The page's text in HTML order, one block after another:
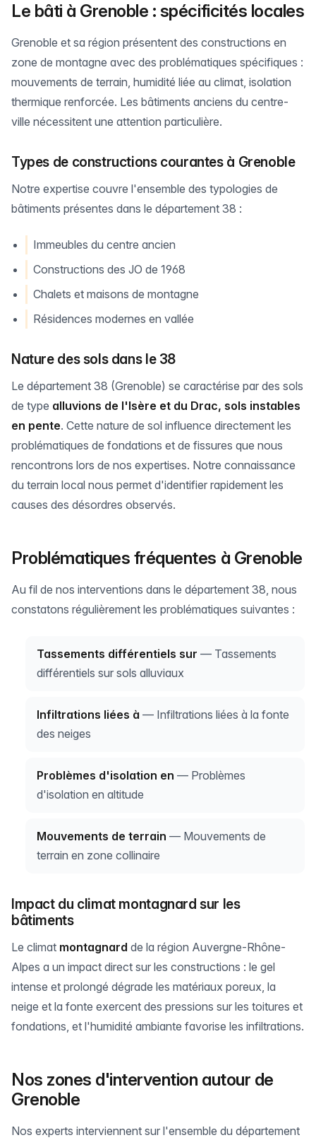
Le bâti à Grenoble : spécificités locales
Grenoble et sa région présentent des constructions en
zone de montagne avec des problématiques spécifiques :
mouvements de terrain, humidité liée au climat, isolation
thermique renforcée. Les bâtiments anciens du centre-
ville nécessitent une attention particulière.
Types de constructions courantes à Grenoble
Notre expertise couvre l'ensemble des typologies de
bâtiments présentes dans le département 38 :
Immeubles du centre ancien
Constructions des JO de 1968
Chalets et maisons de montagne
Résidences modernes en vallée
Nature des sols dans le 38
Le département 38 (Grenoble) se caractérise par des sols
de type alluvions de l'Isère et du Drac, sols instables
en pente. Cette nature de sol influence directement les
problématiques de fondations et de fissures que nous
rencontrons lors de nos expertises. Notre connaissance
du terrain local nous permet d'identifier rapidement les
causes des désordres observés.
Problématiques fréquentes à Grenoble
Au fil de nos interventions dans le département 38, nous
constatons régulièrement les problématiques suivantes :
Tassements différentiels sur — Tassements
différentiels sur sols alluviaux
Infiltrations liées à — Infiltrations liées à la fonte
des neiges
Problèmes d'isolation en — Problèmes
d'isolation en altitude
Mouvements de terrain — Mouvements de
terrain en zone collinaire
Impact du climat montagnard sur les
bâtiments
Le climat montagnard de la région Auvergne-Rhône-
Alpes a un impact direct sur les constructions : le gel
intense et prolongé dégrade les matériaux poreux, la
neige et la fonte exercent des pressions sur les toitures et
fondations, et l'humidité ambiante favorise les infiltrations.
Nos zones d'intervention autour de
Grenoble
Nos experts interviennent sur l'ensemble du département